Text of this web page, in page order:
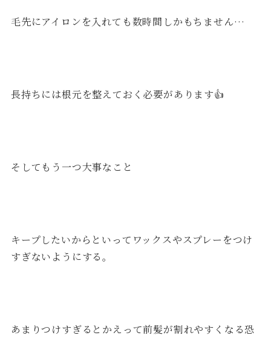
毛先にアイロンを入れても数時間しかもちません…
長持ちには根元を整えておく必要があります👍
そしてもう一つ大事なこと
キープしたいからといってワックスやスプレーをつけ
すぎないようにする。
あまりつけすぎるとかえって前髪が割れやすくなる恐